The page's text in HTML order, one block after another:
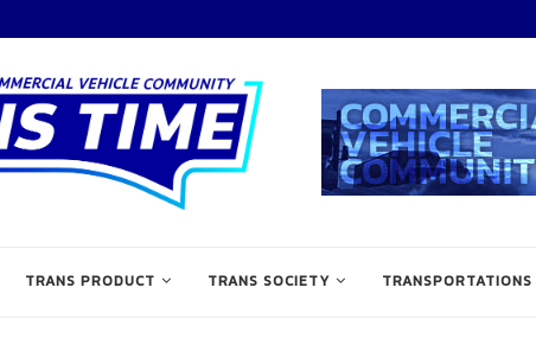
TRANS PRODUCT TRANS SOCIETY TRANSPORTATIONS